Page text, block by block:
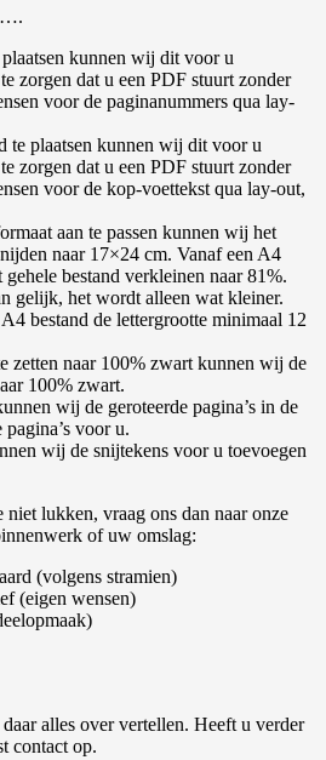
kunnen wij dit voor u
zorgen dat u een PDF stuurt zonder
voor de paginanummers qua lay-
te plaatsen kunnen wij dit voor u
zorgen dat u een PDF stuurt zonder
voor de kop-voettekst qua lay-out,
aan te passen kunnen wij het
naar 17×24 cm. Vanaf een A4
bestand verkleinen naar 81%.
gelijk, het wordt alleen wat kleiner.
bestand de lettergrootte minimaal 12
zetten naar 100% zwart kunnen wij de
100% zwart.
wij de geroteerde pagina’s in de
voor u.
wij de snijtekens voor u toevoegen
lukken, vraag ons dan naar onze
of uw omslag:
(volgens stramien)
(eigen wensen)
alles over vertellen. Heeft u verder
contact op.